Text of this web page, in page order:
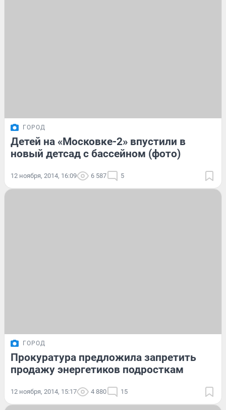
ГОРОД
Детей на «Московке-2» впустили в
новый детсад с бассейном (фото)
12 ноября, 2014, 16:09 6 587 5
ГОРОД
Прокуратура предложила запретить
продажу энергетиков подросткам
12 ноября, 2014, 15:17 4 880 15